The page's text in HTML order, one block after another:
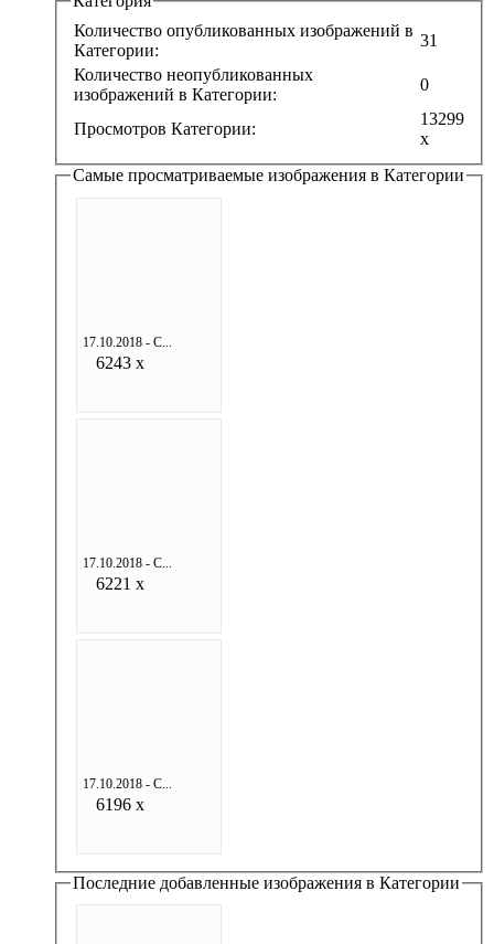
Количество опубликованных изображений в
Категории:
31
Количество неопубликованных
изображений в Категории:
0
Просмотров Категории:
13299
x
Самые просматриваемые изображения в Категории
17.10.2018 - С...
6243 x
17.10.2018 - С...
6221 x
17.10.2018 - С...
6196 x
Последние добавленные изображения в Категории